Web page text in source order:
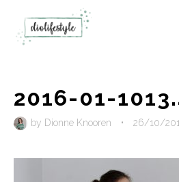
2016-01-
by Dionne Knooren • 26/10/